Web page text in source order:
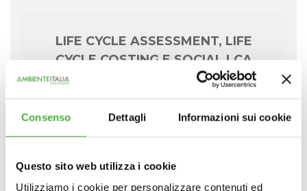
Consenso Dettagli Informazioni sui cookie
Questo sito web utilizza i cookie
Utilizziamo i cookie per personalizzare contenuti ed
LIFE CYCLE ASSESSMENT, LIFE
CYCLE COSTING E SOCIAL LCA
diprodotti,servizi, edifici, processi,
eventi e organizzazioni